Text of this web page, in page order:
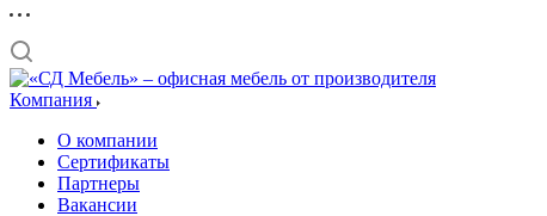
Компания
О компании
Сертификаты
Партнеры
Вакансии